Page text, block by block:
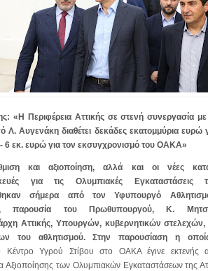
«Η Περιφέρεια Αττικής σε στενή συνεργασία
Λ. Αυγενάκη διαθέτει δεκάδες εκατομμύρια ευρώ
6 εκ. ευρώ για τον εκσυγχρονισμό του ΟΑΚΑ»
και αξιοποίηση, αλλά και οι νέες
για τις Ολυμπιακές Εγκαταστάσεις
σήμερα από τον Υφυπουργό
παρουσία του Πρωθυπουργού, Κ.
Αττικής, Υπουργών, κυβερνητικών
του αθλητισμού. Στην παρουσίαση η
Κέντρο Υγρού Στίβου στο ΟΑΚΑ έγινε εκτενής
Αξιοποίησης των Ολυμπιακών Εγκαταστάσεων της